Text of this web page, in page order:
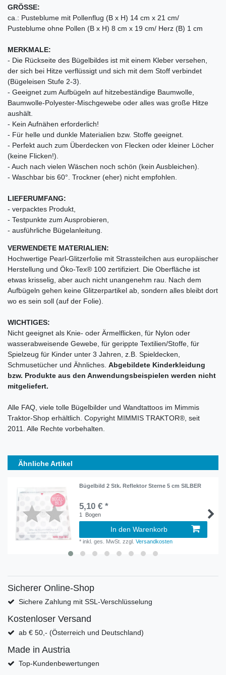
GRÖSSE:
ca.: Pusteblume mit Pollenflug (B x H) 14 cm x 21 cm/
Pusteblume ohne Pollen (B x H) 8 cm x 19 cm/ Herz (B) 1 cm
MERKMALE:
- Die Rückseite des Bügelbildes ist mit einem Kleber versehen,
der sich bei Hitze verflüssigt und sich mit dem Stoff verbindet
(Bügeleisen Stufe 2-3).
- Geeignet zum Aufbügeln auf hitzebeständige Baumwolle,
Baumwolle-Polyester-Mischgewebe oder alles was große Hitze
aushält.
- Kein Aufnähen erforderlich!
- Für helle und dunkle Materialien bzw. Stoffe geeignet.
- Perfekt auch zum Überdecken von Flecken oder kleiner Löcher
(keine Flicken!).
- Auch nach vielen Wäschen noch schön (kein Ausbleichen).
- Waschbar bis 60°. Trockner (eher) nicht empfohlen.
LIEFERUMFANG:
- verpacktes Produkt,
- Testpunkte zum Ausprobieren,
- ausführliche Bügelanleitung.
VERWENDETE MATERIALIEN:
Hochwertige Pearl-Glitzerfolie mit Strassteilchen aus europäischer
Herstellung und Öko-Tex® 100 zertifiziert. Die Oberfläche ist
etwas krisselig, aber auch nicht unangenehm rau. Nach dem
Aufbügeln gehen keine Glitzerpartikel ab, sondern alles bleibt dort
wo es sein soll (auf der Folie).
WICHTIGES:
Nicht geeignet als Knie- oder Ärmelflicken, für Nylon oder
wasserabweisende Gewebe, für gerippte Textilien/Stoffe, für
Spielzeug für Kinder unter 3 Jahren, z.B. Spieldecken,
Schmusetücher und Ähnliches. Abgebildete Kinderkleidung
bzw. Produkte aus den Anwendungsbeispielen werden nicht
mitgeliefert.
Alle FAQ, viele tolle Bügelbilder und Wandtattoos im Mimmis
Traktor-Shop erhältlich. Copyright MIMMIS TRAKTOR®, seit
2011. Alle Rechte vorbehalten.
Ähnliche Artikel
Bügelbild 2 Stk. Reflektor Sterne 5 cm SILBER
5,10 € *
1 Bogen
In den Warenkorb
*inkl. ges. MwSt. zzgl.Versandkosten
Sicherer Online-Shop
Sichere Zahlung mit SSL-Verschlüsselung
Kostenloser Versand
ab € 50,- (Österreich und Deutschland)
Made in Austria
Top-Kundenbewertungen